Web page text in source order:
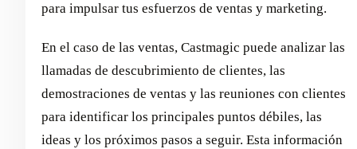
para impulsar tus esfuerzos de ventas y marketing.
En el caso de las ventas, Castmagic puede analizar las
llamadas de descubrimiento de clientes, las
demostraciones de ventas y las reuniones con clientes
para identificar los principales puntos débiles, las
ideas y los próximos pasos a seguir. Esta información